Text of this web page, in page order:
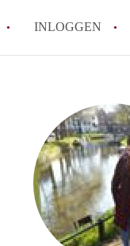
INLOGGEN
How
Wat
Wat
Alle